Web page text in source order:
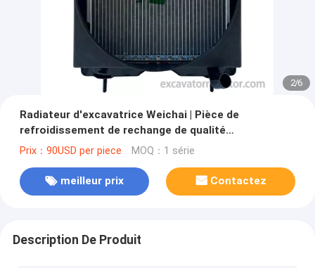
2/6
Radiateur d'excavatrice Weichai | Pièce de
refroidissement de rechange de qualité
commerciale.
Prix：90USD per piece MOQ：1 série
meilleur prix Contactez
Description De Produit